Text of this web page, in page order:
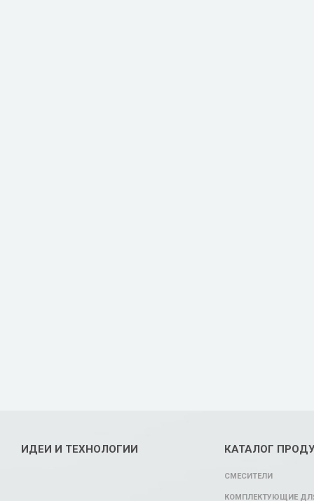
ИДЕИ И ТЕХНОЛОГИИ КАТАЛОГ
СМЕСИТЕЛИ
КОМПЛЕКТУЮЩИЕ